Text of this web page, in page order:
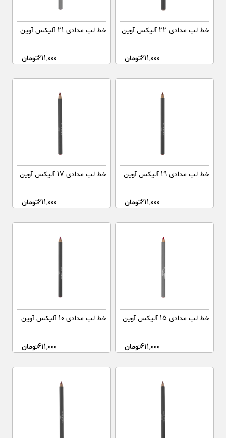
خط لب مدادی 22 آلیکس آوین
611,000تومان
خط لب مدادی 21 آلیکس آوین
611,000تومان
خط لب مدادی 19 آلیکس آوین
611,000تومان
خط لب مدادی 17 آلیکس آوین
611,000تومان
خط لب مدادی 15 آلیکس آوین
611,000تومان
خط لب مدادی 10 آلیکس آوین
611,000تومان